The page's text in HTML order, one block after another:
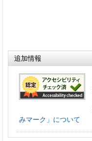
追加情報
みマーク」について